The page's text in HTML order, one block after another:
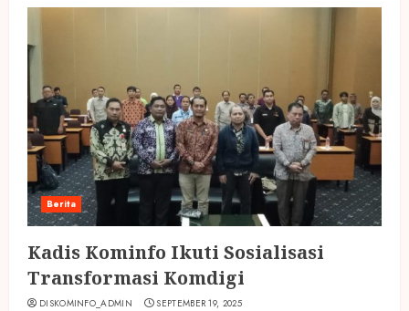
Berita
Kadis Kominfo Ikuti Sosialisasi
Transformasi Komdigi
DISKOMINFO_ADMIN SEPTEMBER 19, 2025